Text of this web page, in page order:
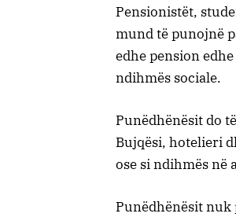
Pensionistët,
mund të punojnë
edhe pension
ndihmës sociale.
Punëdhënësit do
Bujqësi, hotelieri
ose si ndihmës në
Punëdhënësit nuk